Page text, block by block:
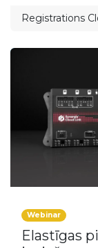
Registrations
Webinar
Elastīgas